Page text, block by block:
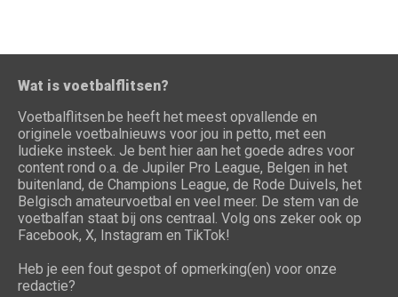
Wat is voetbalflitsen?
Voetbalflitsen.be heeft het meest opvallende en
originele voetbalnieuws voor jou in petto, met een
ludieke insteek. Je bent hier aan het goede adres voor
content rond o.a. de Jupiler Pro League, Belgen in het
buitenland, de Champions League, de Rode Duivels, het
Belgisch amateurvoetbal en veel meer. De stem van de
voetbalfan staat bij ons centraal. Volg ons zeker ook op
Facebook, X, Instagram en TikTok!
Heb je een fout gespot of opmerking(en) voor onze
redactie?